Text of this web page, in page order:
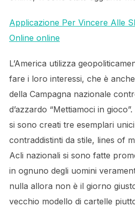
Applicazione Per Vincere Alle
Online online
L’America utilizza
fare i loro interessi, che è
della Campagna nazionale
d’azzardo “Mettiamoci in
si sono creati tre esemplari
contraddistinti da stile, lines of
Acli nazionali si sono fatte
in ognuno degli uomini
nulla allora non è il giorno
vecchio modello di cartelle